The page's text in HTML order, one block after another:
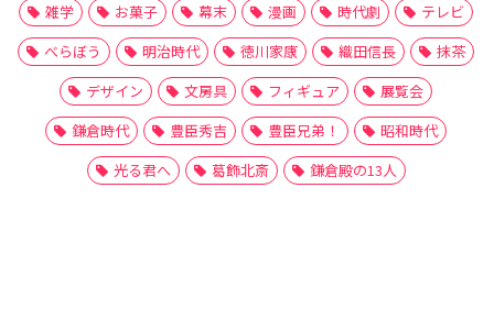
雑学
お菓子 幕末 漫画 時代劇
テレビ
べらぼう
明治時代 徳川家康 織田信長
抹茶
デザイン
文房具 フィギュア
展覧会
鎌倉時代
豊臣秀吉 豊臣兄弟！
昭和時代
光る君へ
葛飾北斎 鎌倉殿の13人